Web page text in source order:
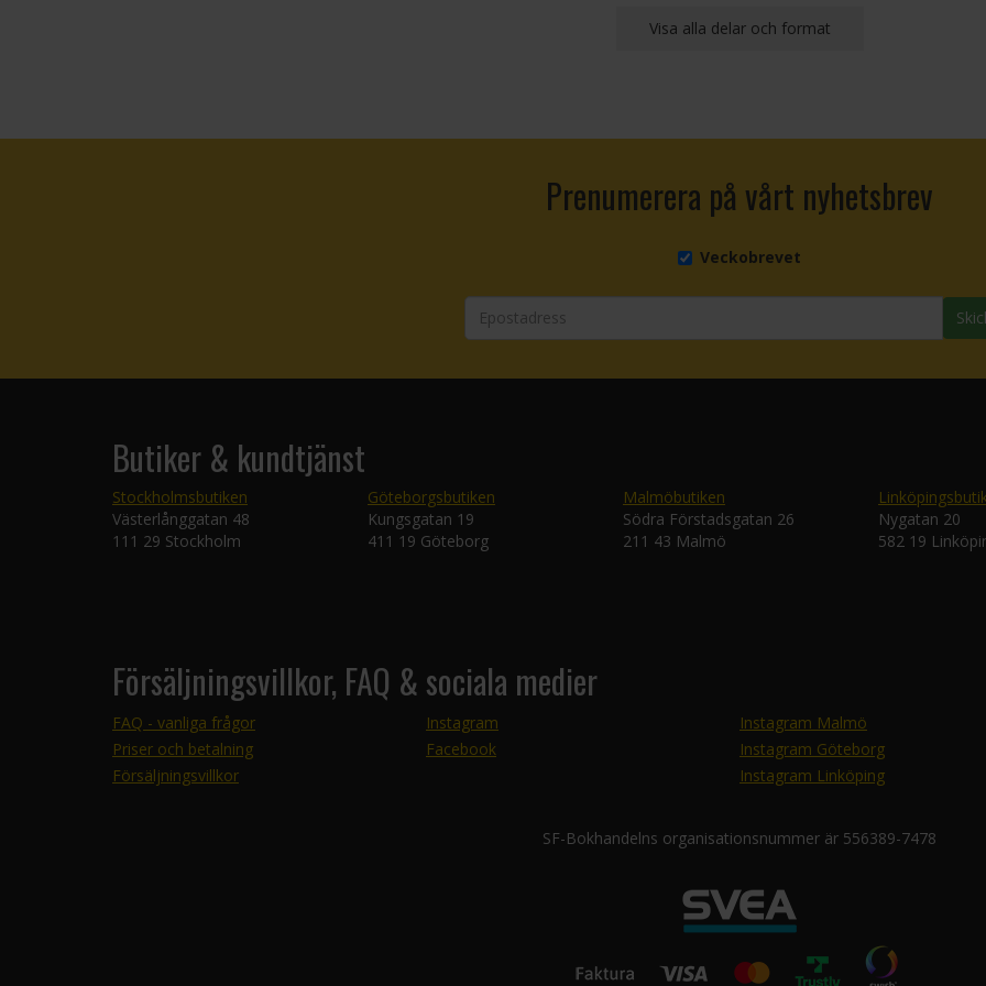
Visa alla delar och format
Prenumerera på vårt nyhetsbrev
Veckobrevet
Butiker & kundtjänst
Stockholmsbutiken
Västerlånggatan 48
111 29 Stockholm
Göteborgsbutiken
Kungsgatan 19
411 19 Göteborg
Malmöbutiken
Södra Förstadsgatan 26
211 43 Malmö
Nygatan 20
582 19
Försäljningsvillkor, FAQ & sociala medier
FAQ - vanliga frågor
Priser och betalning
Försäljningsvillkor
Instagram
Facebook
Instagram Malmö
Instagram Göteborg
Instagram Linköping
SF-Bokhandelns organisationsnummer är 556389-7478